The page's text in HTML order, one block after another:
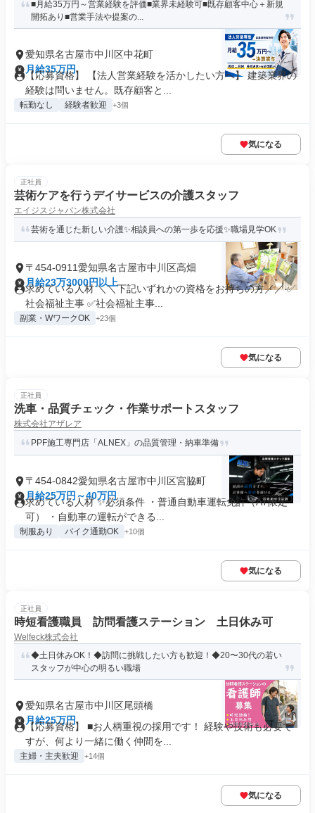
■月給35万円～営業経験を評価■業界未経験可■既存顧客中心＋新規
開拓あり■営業手法や提案の...
愛知県名古屋市中川区中花町
月給35万円
【応募資格】 【法人営業経験を活かしたい方へ】 建築業界の
経験は問いません。既存顧客と...
転勤なし 経験者歓迎 +3個
気になる
正社員
芸術ケアを行うデイサービスの介護スタッフ
エイジスジャパン株式会社
芸術を通じた新しい介護✨相談員への第一歩を応援✨職場見学OK
〒454-0911愛知県名古屋市中川区高畑
月給23万3000円以上
求めている人材 ＼＼下記いずれかの資格をお持ちの方／／ ✅
社会福祉主事 ✅社会福祉主事...
副業・WワークOK +23個
気になる
正社員
洗車・品質チェック・作業サポートスタッフ
株式会社アザレア
PPF施工専門店「ALNEX」の品質管理・納車準備
〒454-0842愛知県名古屋市中川区宮脇町
月給25万円～40万円
求めている人材 ✨必須条件 ・普通自動車運転免許（AT限定
可） ・自動車の運転ができる...
制服あり バイク通勤OK +10個
気になる
正社員
時短看護職員 訪問看護ステーション 土日休み可
Welfeck株式会社
◆土日休みOK！◆訪問に挑戦したい方も歓迎！◆20〜30代の若い
スタッフが中心の明るい職場
愛知県名古屋市中川区尾頭橋
月給25万円
【応募資格】 ■お人柄重視の採用です！ 経験や技術も必要で
すが、何より一緒に働く仲間を...
主婦・主夫歓迎 +14個
気になる